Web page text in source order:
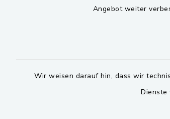
Angebot weiter
Wir weisen darauf hin, dass wir
Dienste